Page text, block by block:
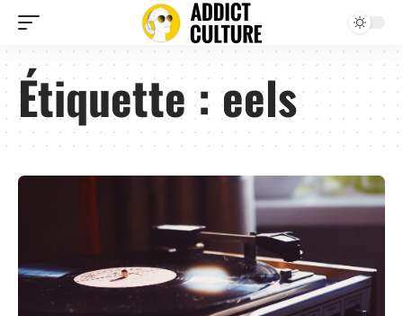
Étiquette :eels